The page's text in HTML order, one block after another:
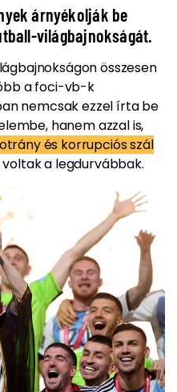
árnyékolják be
világbajnokságát.
összesen
a foci-vb-k
nemcsak ezzel írta be
hanem azzal is,
és korrupciós szál
voltak a legdurvábbak.